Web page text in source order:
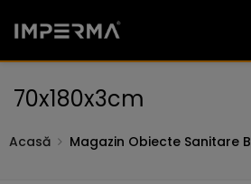
70x180x3cm
Acasă Magazin Obiecte Sanitare